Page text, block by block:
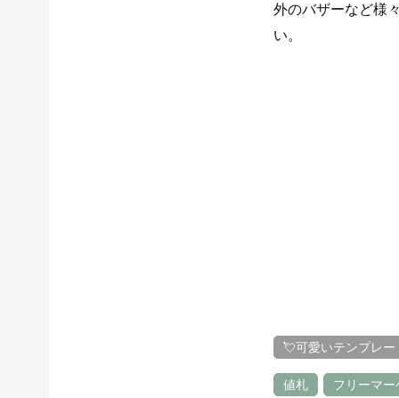
外のバザーなど様
い。
💘可愛いテンプレー
値札 フリーマー